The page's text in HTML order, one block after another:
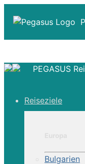
☎ Deutschland
PEGASUS
Reiseziele
Bulgarien